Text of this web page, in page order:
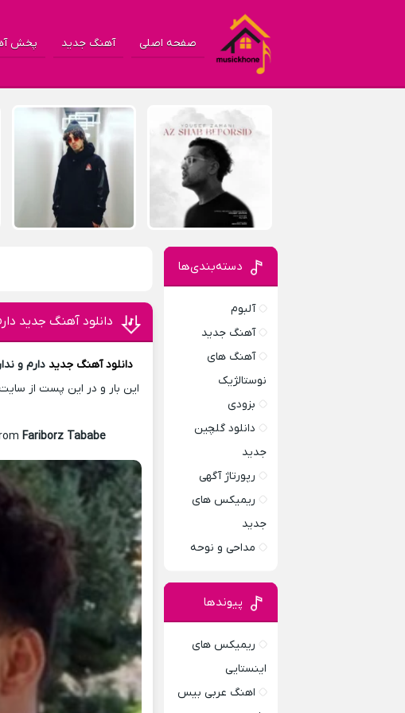
صفحه اصلی آهنگ جدید پخش
دانلود آهنگ جدید
دانلود آهنگ جدید دارم و
این بار و در این پست از
Fariborz Tababe
دسته‌بندی‌ها
آلبوم
آهنگ جدید
آهنگ های
نوستالژیک
بزودی
دانلود گلچین
جدید
رپورتاژ آگهی
ریمیکس های
جدید
مداحی و نوحه
پیوندها
ریمیکس های
اینستایی
اهنگ عربی بیس